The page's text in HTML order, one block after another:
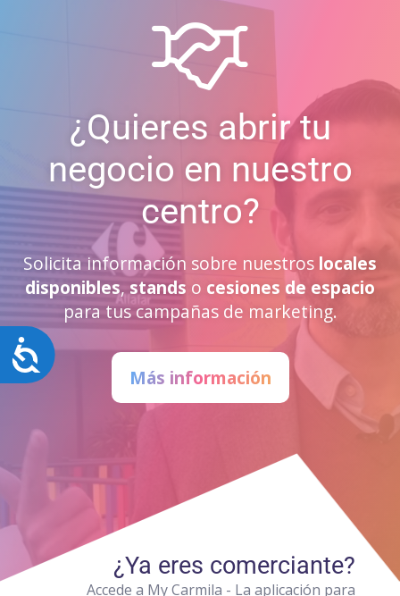
Accesibilidad
¿Quieres abrir tu
negocio en nuestro
centro?
Solicita información sobre nuestros locales
disponibles, stands o cesiones de espacio
para tus campañas de marketing.
Más información
¿Ya eres comerciante?
Accede a My Carmila - La aplicación para